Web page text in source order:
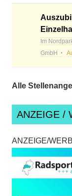
Im
GmbH
Alle
ANZEIGE /
ANZEIGE/